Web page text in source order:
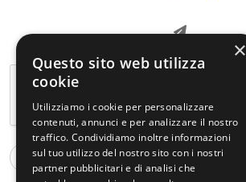
×
Questo sito web utilizza
cookie
Utilizziamo i cookie per personalizzare
contenuti, annunci e per analizzare il nostro
traffico. Condividiamo inoltre informazioni
sul tuo utilizzo del nostro sito con i nostri
partner pubblicitari e di analisi che